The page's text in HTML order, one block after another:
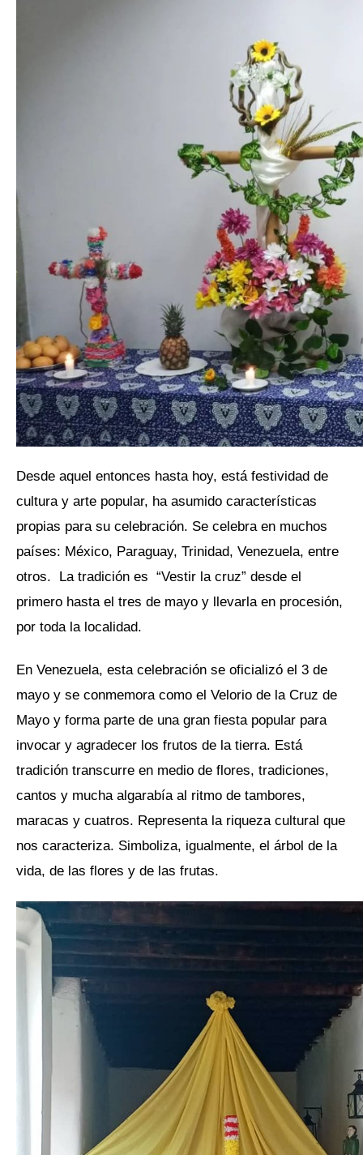
Desde aquel entonces hasta hoy, está festividad de
cultura y arte popular, ha asumido características
propias para su celebración. Se celebra en muchos
países: México, Paraguay, Trinidad, Venezuela, entre
otros. La tradición es “Vestir la cruz” desde el
primero hasta el tres de mayo y llevarla en procesión,
por toda la localidad.
En Venezuela, esta celebración se oficializó el 3 de
mayo y se conmemora como el Velorio de la Cruz de
Mayo y forma parte de una gran fiesta popular para
invocar y agradecer los frutos de la tierra. Está
tradición transcurre en medio de flores, tradiciones,
cantos y mucha algarabía al ritmo de tambores,
maracas y cuatros. Representa la riqueza cultural que
nos caracteriza. Simboliza, igualmente, el árbol de la
vida, de las flores y de las frutas.